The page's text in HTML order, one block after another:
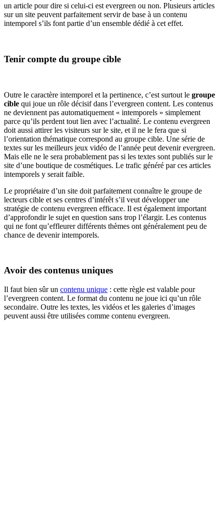
un article pour dire si celui-ci est evergreen ou non. Plusieurs articles
sur un site peuvent parfaitement servir de base à un contenu
intemporel s’ils font partie d’un ensemble dédié à cet effet.
Tenir compte du groupe cible
Outre le caractère intemporel et la pertinence, c’est surtout le groupe
cible qui joue un rôle décisif dans l’evergreen content. Les contenus
ne deviennent pas automatiquement « intemporels » simplement
parce qu’ils perdent tout lien avec l’actualité. Le contenu evergreen
doit aussi attirer les visiteurs sur le site, et il ne le fera que si
l’orientation thématique correspond au groupe cible. Une série de
textes sur les meilleurs jeux vidéo de l’année peut devenir evergreen.
Mais elle ne le sera probablement pas si les textes sont publiés sur le
site d’une boutique de cosmétiques. Le trafic généré par ces articles
intemporels y serait faible.
Le propriétaire d’un site doit parfaitement connaître le groupe de
lecteurs cible et ses centres d’intérêt s’il veut développer une
stratégie de contenu evergreen efficace. Il est également important
d’approfondir le sujet en question sans trop l’élargir. Les contenus
qui ne font qu’effleurer différents thèmes ont généralement peu de
chance de devenir intemporels.
Avoir des contenus uniques
Il faut bien sûr un contenu unique : cette règle est valable pour
l’evergreen content. Le format du contenu ne joue ici qu’un rôle
secondaire. Outre les textes, les vidéos et les galeries d’images
peuvent aussi être utilisées comme contenu evergreen.